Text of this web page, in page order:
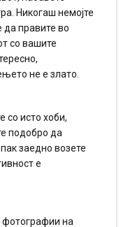
Никогаш немојте
да правите во
со вашите
не е злато.
со исто хоби,
подобро да
заедно возете
е
фотографии на